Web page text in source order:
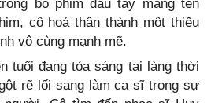
bộ phim đầu tay mang tên
cô hoá thân thành một thiếu
vô cùng mạnh mẽ.
tuổi đang tỏa sáng tại làng thời
rẽ lối sang làm ca sĩ trong sự